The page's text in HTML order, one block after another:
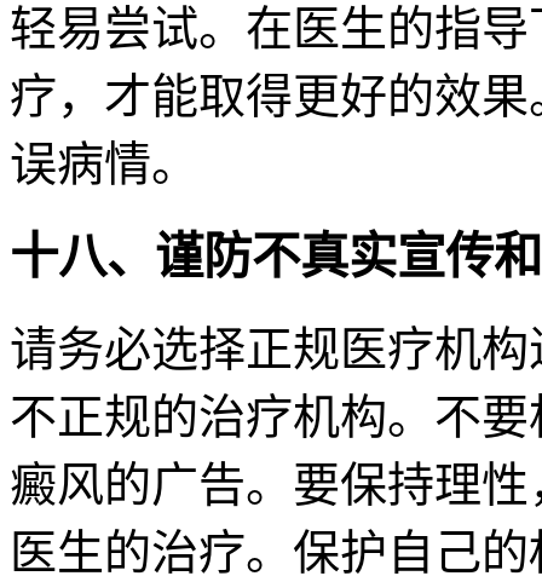
轻易尝试。在医生的指
疗，才能取得更好的效
误病情。
十八、谨防不真实宣传
请务必选择正规医疗机
不正规的治疗机构。不
癜风的广告。要保持理
医生的治疗。保护自己